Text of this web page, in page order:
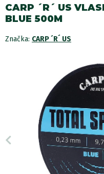
CARP ´R´ US
BLUE 500M
Značka: CARP ´R´ US